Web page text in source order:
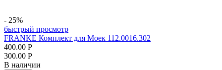
- 25%
быстрый просмотр
FRANKE Комплект для Моек 112.0016.302
400.00 Р
300.00 Р
В наличии